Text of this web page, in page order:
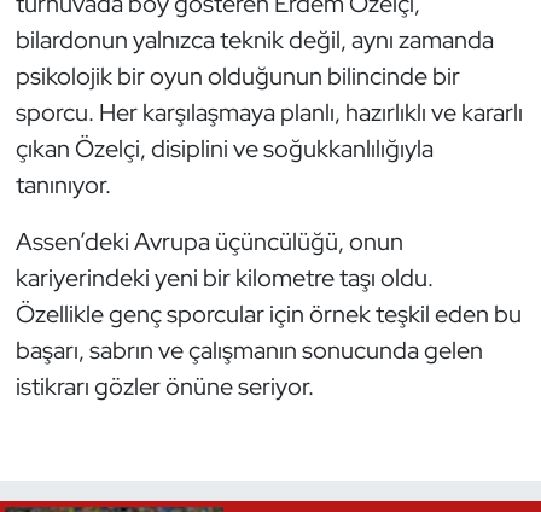
bilardonun yalnızca teknik değil, aynı zamanda
psikolojik bir oyun olduğunun bilincinde bir
sporcu. Her karşılaşmaya planlı, hazırlıklı ve kararlı
çıkan Özelçi, disiplini ve soğukkanlılığıyla
tanınıyor.
Assen’deki Avrupa üçüncülüğü, onun
kariyerindeki yeni bir kilometre taşı oldu.
Özellikle genç sporcular için örnek teşkil eden bu
başarı, sabrın ve çalışmanın sonucunda gelen
istikrarı gözler önüne seriyor.
Triatlon
Voleybol
Vücut Geliştirme Fitness
Wushu Kungfu
Yelken
Yüzme